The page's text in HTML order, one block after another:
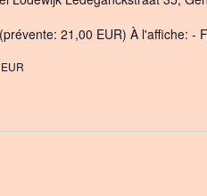
21,00 EUR) À l'affiche: -